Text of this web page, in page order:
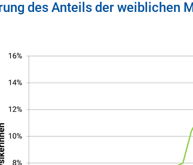
des Anteils der weiblichen